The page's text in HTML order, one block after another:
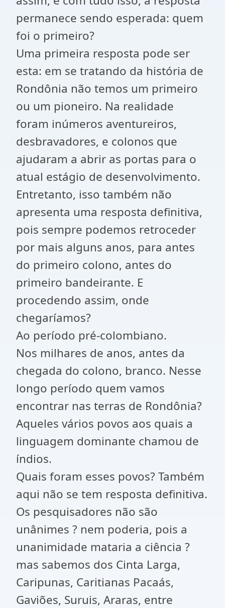
permanece sendo esperada: quem
foi o primeiro?
Uma primeira resposta pode ser
esta: em se tratando da história de
Rondônia não temos um primeiro
ou um pioneiro. Na realidade
foram inúmeros aventureiros,
desbravadores, e colonos que
ajudaram a abrir as portas para o
atual estágio de desenvolvimento.
Entretanto, isso também não
apresenta uma resposta definitiva,
pois sempre podemos retroceder
por mais alguns anos, para antes
do primeiro colono, antes do
primeiro bandeirante. E
procedendo assim, onde
chegaríamos?
Ao período pré-colombiano.
Nos milhares de anos, antes da
chegada do colono, branco. Nesse
longo período quem vamos
encontrar nas terras de Rondônia?
Aqueles vários povos aos quais a
linguagem dominante chamou de
índios.
Quais foram esses povos? Também
aqui não se tem resposta definitiva.
Os pesquisadores não são
unânimes ? nem poderia, pois a
unanimidade mataria a ciência ?
mas sabemos dos Cinta Larga,
Caripunas, Caritianas Pacaás,
Gaviões, Suruis, Araras, entre